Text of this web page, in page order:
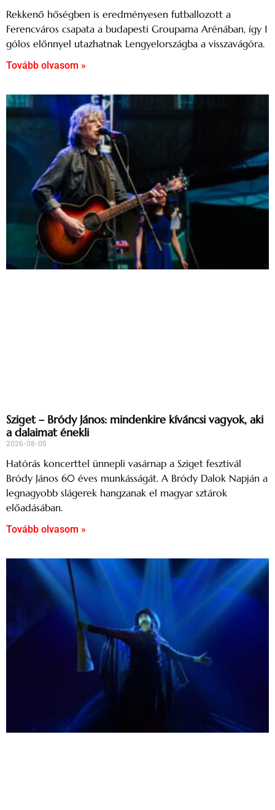
Rekkenő hőségben is eredményesen futballozott a
Ferencváros csapata a budapesti Groupama Arénában, így 1
gólos előnnyel utazhatnak Lengyelországba a visszavágóra.
Tovább olvasom »
Sziget – Bródy János: mindenkire kíváncsi vagyok, aki
a dalaimat énekli
2026-08-05
Hatórás koncerttel ünnepli vasárnap a Sziget fesztivál
Bródy János 60 éves munkásságát. A Bródy Dalok Napján a
legnagyobb slágerek hangzanak el magyar sztárok
előadásában.
Tovább olvasom »